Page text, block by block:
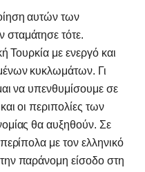
αυτών των
τότε.
Τουρκία με ενεργό και
κυκλωμάτων. Γι
να υπενθυμίσουμε σε
οι περιπολίες των
θα αυξηθούν. Σε
με τον ελληνικό
παράνομη είσοδο στη